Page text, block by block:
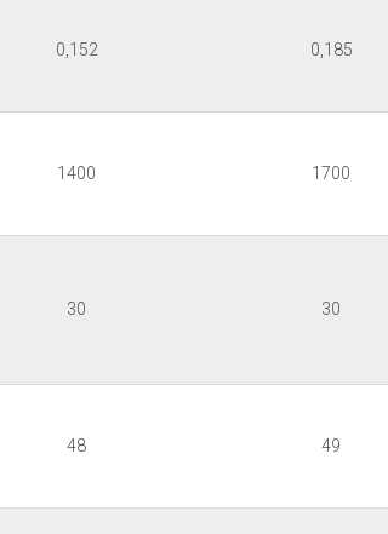
0,152 0,185
1400 1700
30 30
48 49